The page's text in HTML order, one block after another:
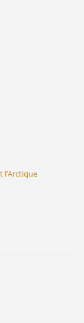
l’Arctique